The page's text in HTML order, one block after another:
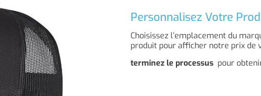
Personnalisez Votre
Choisissez l’emplacement du
produit pour afficher notre prix de
terminez le processus pour